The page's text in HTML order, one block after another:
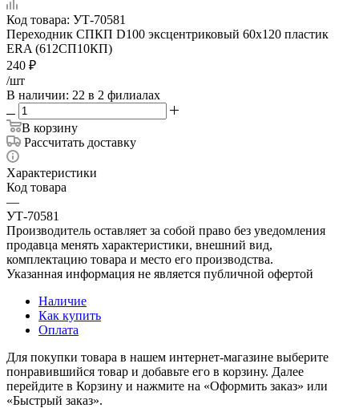
Код товара: УТ-70581
Переходник СПКП D100 эксцентриковый 60х120 пластик
ERA (612СП10КП)
240 ₽
/шт
В наличии: 22 в 2 филиалах
В корзину
Рассчитать доставку
Характеристики
Код товара
—
УТ-70581
Производитель оставляет за собой право без уведомления
продавца менять характеристики, внешний вид,
комплектацию товара и место его производства.
Указанная информация не является публичной офертой
Наличие
Как купить
Оплата
Для покупки товара в нашем интернет-магазине выберите
понравившийся товар и добавьте его в корзину. Далее
перейдите в Корзину и нажмите на «Оформить заказ» или
«Быстрый заказ».